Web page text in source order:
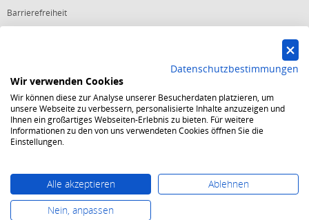
Barrierefreiheit
Starker Service
Shops mit dem Excellent Shop Award stehen seit mehr als 5,
10, 15 oder 20 Jahren für ein sicheres und angenehmes
Einkaufserlebnis.
Echte Verlässlichkeit
Jede Bestellung ist durch den Trusted Shops Käuferschutz
abgesichert und es gelten strenge Kriterien zum Schutz
persönlicher Daten.
Datenschutzbestimmungen
Wir verwenden Cookies
Wir können diese zur Analyse unserer Besucherdaten platzieren, um
unsere Webseite zu verbessern, personalisierte Inhalte anzuzeigen und
Ihnen ein großartiges Webseiten-Erlebnis zu bieten. Für weitere
Informationen zu den von uns verwendeten Cookies öffnen Sie die
Einstellungen.
Alle akzeptieren
Ablehnen
Nein, anpassen